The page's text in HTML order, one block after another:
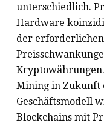
unterschiedlich.
Hardware
der
Kryptowährungen.
Mining in Zukunft
Geschäftsmodell
Blockchains mit